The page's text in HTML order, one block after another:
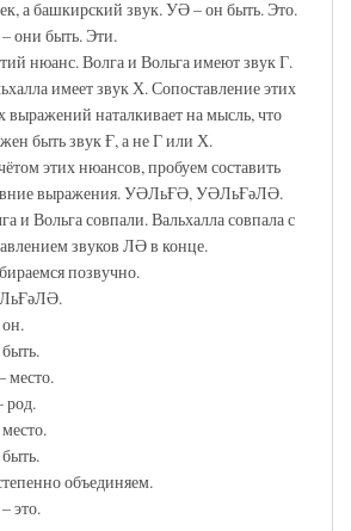
а башкирский звук. УӘ – он быть. Это.
они быть. Эти.
нюанс. Волга и Вольга имеют звук Г.
имеет звук Х. Сопоставление этих
выражений наталкивает на мысль, что
быть звук Ғ, а не Г или Х.
этих нюансов, пробуем составить
выражения. УӘЛьҒӘ, УӘЛьҒәЛӘ.
и Вольга совпали. Вальхалла совпала с
звуков ЛӘ в конце.
позвучно.
место.
род.
объединяем.
это.